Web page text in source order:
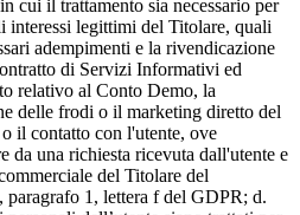
cui il trattamento sia necessario per
interessi legittimi del Titolare, quali
adempimenti e la rivendicazione
di Servizi Informativi ed
relativo al Conto Demo, la
delle frodi o il marketing diretto del
il contatto con l'utente, ove
da una richiesta ricevuta dall'utente e
del Titolare del
1, lettera f del GDPR; d.